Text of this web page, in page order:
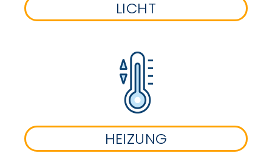
LICHT
HEIZUNG